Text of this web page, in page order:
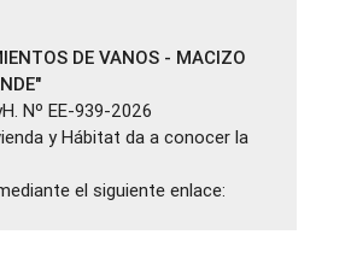
DE VANOS - MACIZO
Nº EE-939-2026
y Hábitat da a conocer la
el siguiente enlace: